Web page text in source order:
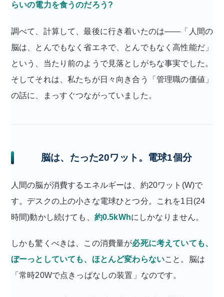
らいの電力を食うのだろう?
調べて、計算して、最後に行き着いたのは——「人間の
脳は、とんでもなく省エネで、とんでもなく高性能だ」
という、当たり前のようで見落としがちな事実でした。
そしてそれは、私たちが日々向き合う「管理職の価値」
の話に、まっすぐつながっていました。
脳は、たった20ワット。電球1個分
人間の脳が消費するエネルギーは、約20ワット(W)で
す。デスクの上の小さな電球ひとつ分。これを1日(24
時間)動かし続けても、 約0.5kWhにしかなりません。
しかも驚くべきは、この消費量が必死に考えていても、
ぼーっとしていても、ほとんど変わらないこと。脳は
「常時20Wで点きっぱなしの装置」なのです。